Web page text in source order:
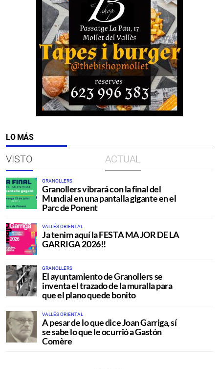
LO MÁS
VISTO ACTUAL
GRANOLLERS
Granollers vibrará con la final del
Mundial en una pantalla gigante en el
Parc de Ponent
VALLÉS ORIENTAL
Ja tenim aquí la FESTA MAJOR DE LA
GARRIGA 2026!!
GRANOLLERS
El ayuntamiento de Granollers se
inventa el trazado de la muralla para
que el plano quede bonito
VALLÉS ORIENTAL
A pesar de lo que dice Joan Garriga, sí
se sabe lo que le ocurrió a Gastón
Comère